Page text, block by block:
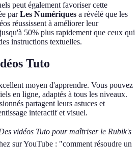
peut également favoriser cette
parLes Numériques a révélé que les
réussissent à améliorer leur
50% plus rapidement que ceux qui
instructions textuelles.
Tuto
moyen d'apprendre. Vous pouvez
en ligne, adaptés à tous les niveaux.
partagent leurs astuces et
interactif et visuel.
vidéos Tuto pour maîtriser le Rubik's
sur YouTube : "comment résoudre un